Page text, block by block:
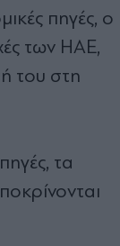
πηγές, ο
των ΗΑΕ,
του στη
τα